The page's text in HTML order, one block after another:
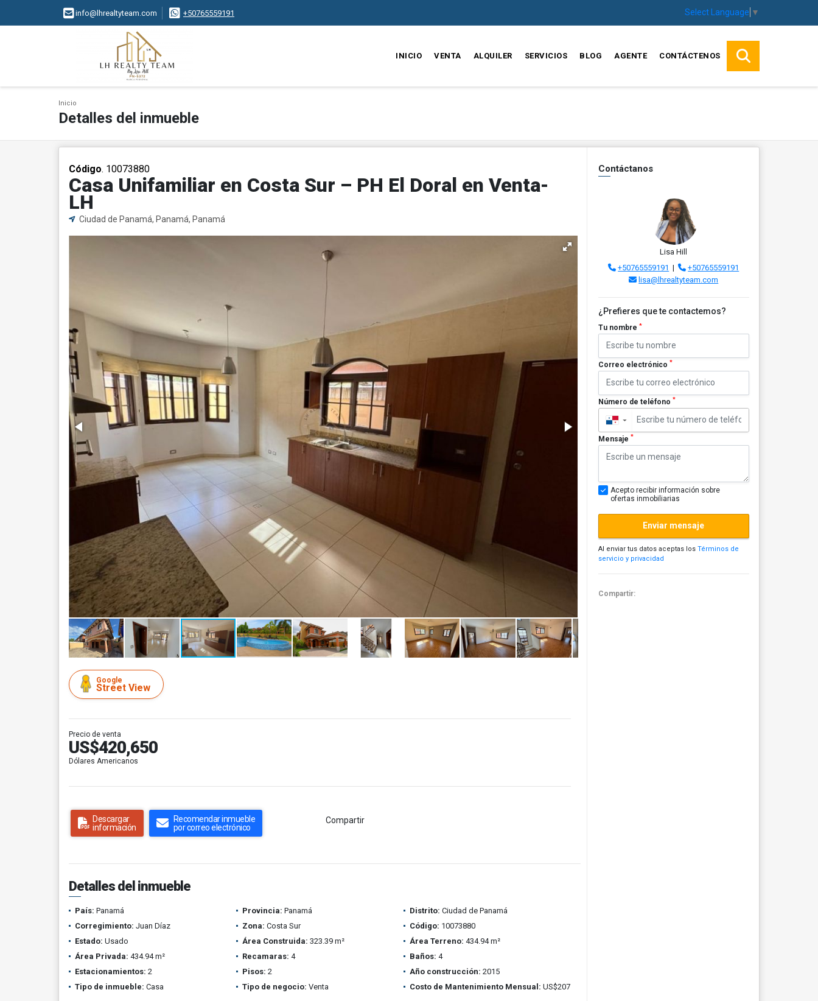
info@lhrealtyteam.com +50765559191 Select Language ▼
INICIO VENTA ALQUILER SERVICIOS BLOG AGENTE CONTÁCTENOS
Inicio
Detalles del inmueble
Código. 10073880
Casa Unifamiliar en Costa Sur – PH El Doral en Venta-
LH
Ciudad de Panamá, Panamá, Panamá
Google
Street View
Precio de venta
US$420,650
Dólares Americanos
Descargar
información
Recomendar inmueble
por correo electrónico
Compartir
Detalles del inmueble
País: Panamá Provincia: Panamá Distrito: Ciudad de Panamá
Corregimiento: Juan Díaz Zona: Costa Sur Código: 10073880
Estado: Usado Área Construida: 323.39 m² Área Terreno: 434.94 m²
Área Privada: 434.94 m² Recamaras: 4 Baños: 4
Estacionamientos: 2 Pisos: 2 Año construcción: 2015
Tipo de inmueble: Casa Tipo de negocio: Venta Costo de Mantenimiento Mensual: US$207
Contáctanos
Lisa Hill
+50765559191 |
+50765559191
lisa@lhrealtyteam.com
¿Prefieres que te contactemos?
Tu nombre *
Correo electrónico *
Número de teléfono *
▼
Mensaje *
Acepto recibir información sobre
ofertas inmobiliarias
Enviar mensaje
Al enviar tus datos aceptas los Términos de
servicio y privacidad
Compartir: